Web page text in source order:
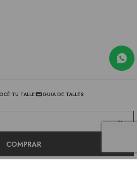
TU TALLE
GUIA DE TALLES
COMPRAR